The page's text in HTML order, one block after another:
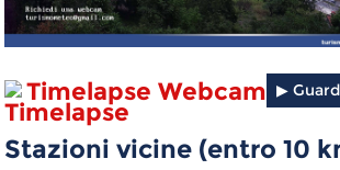
Timelapse Webcam ▶
Stazioni vicine (entro 10